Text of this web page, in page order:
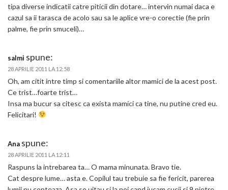
tipa diverse indicatii catre piticii din dotare… intervin numai daca e
cazul sa ii tarasca de acolo sau sa le aplice vre-o corectie (fie prin
palme, fie prin smuceli)…
salmi spune:
28 APRILIE 2011 LA 12:58
Oh, am citit intre timp si comentariile altor mamici de la acest post.
Ce trist…foarte trist…
Insa ma bucur sa citesc ca exista mamici ca tine, nu putine cred eu.
Felicitari!
Ana spune:
28 APRILIE 2011 LA 12:11
Raspuns la intrebarea ta… O mama minunata. Bravo tie.
Cat despre lume… asta e. Copilul tau trebuie sa fie fericit, parerea